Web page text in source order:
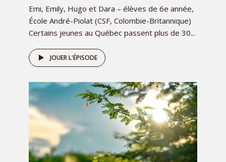
Emi, Emily, Hugo et Dara – élèves de 6e année,
École André-Piolat (CSF, Colombie-Britannique)
Certains jeunes au Québec passent plus de 30...
JOUER L'ÉPISODE